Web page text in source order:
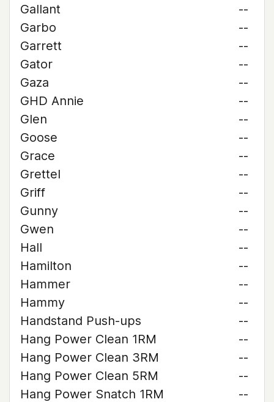
Gallant
--
Garbo
--
Garrett
--
Gator
--
Gaza
--
GHD Annie
--
Glen
--
Goose
--
Grace
--
Grettel
--
Griff
--
Gunny
--
Gwen
--
Hall
--
Hamilton
--
Hammer
--
Hammy
--
Handstand Push-ups
--
Hang Power Clean 1RM
--
Hang Power Clean 3RM
--
Hang Power Clean 5RM
--
Hang Power Snatch 1RM
--